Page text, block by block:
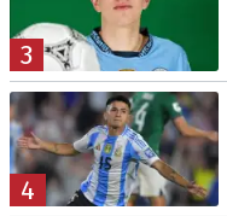
3
4